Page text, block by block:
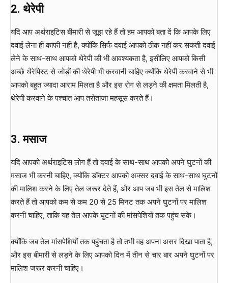
2. थेरेपी
यदि आप अर्थराइटिस बीमारी से जूझ रहे हैं तो हम आपको बता दें कि आपके लिए
दवाई लेना ही काफी नहीं है, क्योंकि सिर्फ दवाई आपको ठीक नहीं कर सकती दवाई
लेने के साथ-साथ आपको थेरेपी की भी आवश्यकता है, इसीलिए आपको किसी
अच्छे थैरेपिस्ट से जोड़ों की थेरेपी भी करवानी चाहिए क्योंकि थेरेपी करवाने से भी
आपको बहुत ज्यादा आराम मिलता है और इस रोग से लड़ने की क्षमता मिलती है,
थेरेपी करवाने के पश्चात आप तरोताजा महसूस करते हैं।
3.मसाज
यदि आपको अर्थराइटिस लोग हैं तो दवाई के साथ-साथ आपको अपने घुटनों की
मसाज भी करनी चाहिए, क्योंकि डॉक्टर आपको अक्सर दवाई के साथ-साथ घुटनों
की मालिश करने के लिए तेल जरूर देते हैं, और आप जब भी इस तेल से मालिश
करते हैं तो आपको कम से कम 20 से 25 मिनट तक अपने घुटनों पर मालिश
करनी चाहिए, ताकि यह तेल आपके घुटनों की मांसपेशियों तक पहुंच सके।
क्योंकि जब तेल मांसपेशियों तक पहुंचता है तो तभी वह अपना असर दिखा पाता है,
और इस बीमारी से लड़ने के लिए आपको दिन में तीन से चार बार अपने घुटनों पर
मालिश जरूर करनी चाहिए।